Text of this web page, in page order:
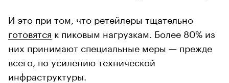
И это при том, что ретейлеры тщательно
готовятся к пиковым нагрузкам. Более 80% из
них принимают специальные меры — прежде
всего, по усилению технической
инфраструктуры.